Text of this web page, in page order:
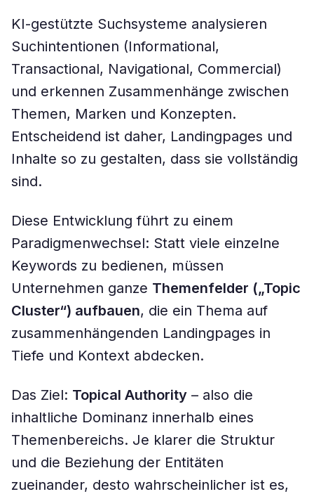
KI-gestützte Suchsysteme analysieren
Suchintentionen (Informational,
Transactional, Navigational, Commercial)
und erkennen Zusammenhänge zwischen
Themen, Marken und Konzepten.
Entscheidend ist daher, Landingpages und
Inhalte so zu gestalten, dass sie vollständig
sind.
Diese Entwicklung führt zu einem
Paradigmenwechsel: Statt viele einzelne
Keywords zu bedienen, müssen
Unternehmen ganze Themenfelder („Topic
Cluster“) aufbauen, die ein Thema auf
zusammenhängenden Landingpages in
Tiefe und Kontext abdecken.
Das Ziel: Topical Authority – also die
inhaltliche Dominanz innerhalb eines
Themenbereichs. Je klarer die Struktur
und die Beziehung der Entitäten
zueinander, desto wahrscheinlicher ist es,